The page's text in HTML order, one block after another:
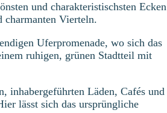
und charakteristischsten Ecken
charmanten Vierteln.
Uferpromenade, wo sich das
ruhigen, grünen Stadtteil mit
inhabergeführten Läden, Cafés und
lässt sich das ursprüngliche